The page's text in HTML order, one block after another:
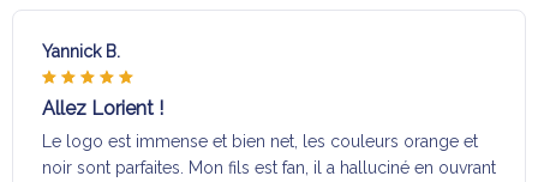
Yannick B.
Allez Lorient !
Le logo est immense et bien net, les couleurs orange et
noir sont parfaites. Mon fils est fan, il a halluciné en ouvrant